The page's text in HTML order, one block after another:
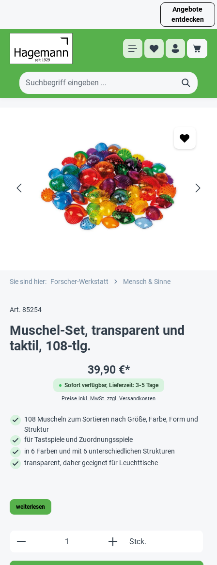
Angebote
entdecken
Sie sind hier: Forscher-Werkstatt Mensch & Sinne
Art. 85254
Muschel-Set, transparent und
taktil, 108-tlg.
Sofort verfügbar, Lieferzeit: 3-5 Tage
39,90 €*
Preise inkl. MwSt. zzgl. Versandkosten
108 Muscheln zum Sortieren nach Größe, Farbe, Form und
Struktur
für Tastspiele und Zuordnungsspiele
in 6 Farben und mit 6 unterschiedlichen Strukturen
transparent, daher geeignet für Leuchttische
weiterlesen
Produkt Anzahl: Gib den gewünschten
Stck.